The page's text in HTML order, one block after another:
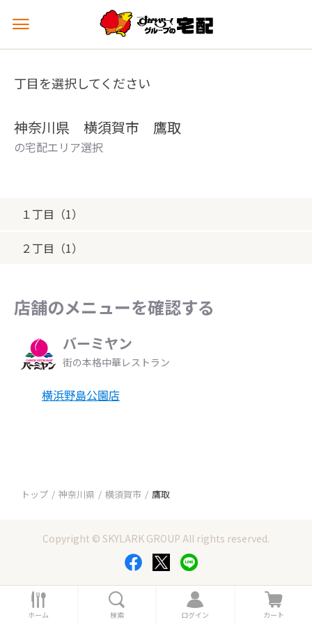
メ
ュ
を
丁目を選択してください
神奈川県 横須賀市 鷹取
の宅配エリア選択
１丁目（1）
２丁目（1）
店舗のメニューを確認する
バーミヤン
街の本格中華レストラン
横浜野島公園店
トップ 神奈川県 横須賀市 鷹取
Copyright © SKYLARK GROUP All rights reserved.
ホ
ー
ホーム 索
検索
ロ
グ
ログイン
カ
ー
カート